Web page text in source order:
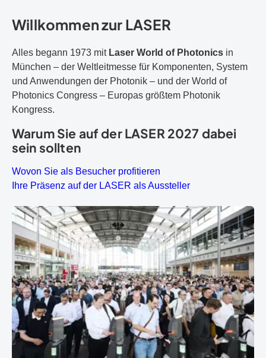
Willkommen zur LASER
Alles begann 1973 mit Laser World of Photonics in
München – der Weltleitmesse für Komponenten, System
und Anwendungen der Photonik – und der World of
Photonics Congress – Europas größtem Photonik
Kongress.
Warum Sie auf der LASER 2027 dabei
sein sollten
Wovon Sie als Besucher profitieren
Ihre Präsenz auf der LASER als Aussteller